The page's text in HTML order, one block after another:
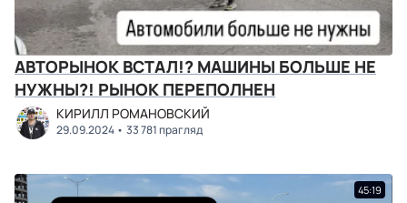
АВТОРЫНОК ВСТАЛ!? МАШИНЫ БОЛЬШЕ НЕ
НУЖНЫ?! РЫНОК ПЕРЕПОЛНЕН
КИРИЛЛ РОМАНОВСКИЙ
29.09.2024 33 781 прагляд
45:19